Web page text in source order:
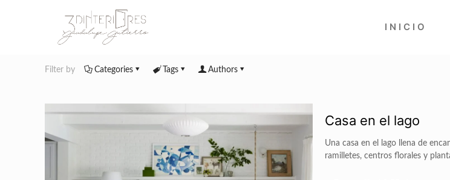
INICIO
Filter by Categories Tags Authors
Casa en el lago
Una casa en el lago llena de
ramilletes, centros florales y